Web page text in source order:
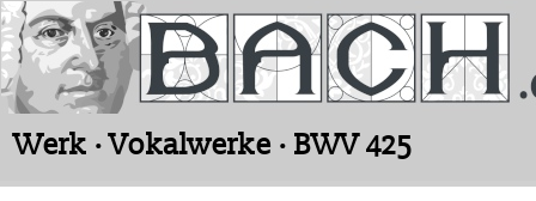
Werk · Vokalwerke · BWV 425